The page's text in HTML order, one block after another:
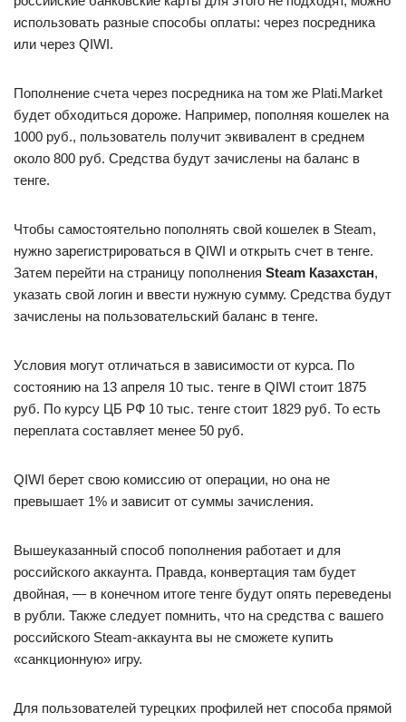
использовать разные способы оплаты: через посредника
или через QIWI.
Пополнение счета через посредника на том же Plati.Market
будет обходиться дороже. Например, пополняя кошелек на
1000 руб., пользователь получит эквивалент в среднем
около 800 руб. Средства будут зачислены на баланс в
тенге.
Чтобы самостоятельно пополнять свой кошелек в Steam,
нужно зарегистрироваться в QIWI и открыть счет в тенге.
Затем перейти на страницу пополнения Steam Казахстан,
указать свой логин и ввести нужную сумму. Средства будут
зачислены на пользовательский баланс в тенге.
Условия могут отличаться в зависимости от курса. По
состоянию на 13 апреля 10 тыс. тенге в QIWI стоит 1875
руб. По курсу ЦБ РФ 10 тыс. тенге стоит 1829 руб. То есть
переплата составляет менее 50 руб.
QIWI берет свою комиссию от операции, но она не
превышает 1% и зависит от суммы зачисления.
Вышеуказанный способ пополнения работает и для
российского аккаунта. Правда, конвертация там будет
двойная, — в конечном итоге тенге будут опять переведены
в рубли. Также следует помнить, что на средства с вашего
российского Steam-аккаунта вы не сможете купить
«санкционную» игру.
Для пользователей турецких профилей нет способа прямой